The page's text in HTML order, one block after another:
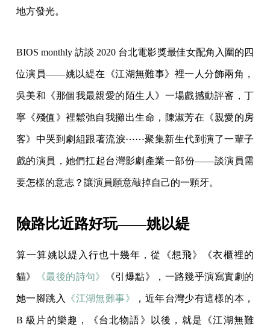
地方發光。
BIOS monthly 訪談 2020 台北電影獎最佳女配角入圍的四
位演員——姚以緹在《江湖無難事》裡一人分飾兩角，
吳美和《那個我最親愛的陌生人》一場戲撼動評審，丁
寧《殘值》裡鬆弛自我攤出生命，陳淑芳在《親愛的房
客》中哭到劇組跟著流淚⋯⋯聚集新生代到演了一輩子
戲的演員，她們扛起台灣影劇產業一部份——談演員需
要怎樣的意志？讓演員願意敲掉自己的一顆牙。
險路比近路好玩——姚以緹
算一算姚以緹入行也十幾年，從《想飛》《衣櫃裡的
貓》 《最後的詩句》 《引爆點》，一路幾乎演寫實劇的
她一腳跳入 《江湖無難事》 ，近年台灣少有這樣的本，
B 級片的樂趣，《台北物語》以後，就是《江湖無難